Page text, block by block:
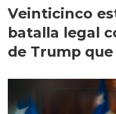
Veinticinco
batalla legal
de Trump